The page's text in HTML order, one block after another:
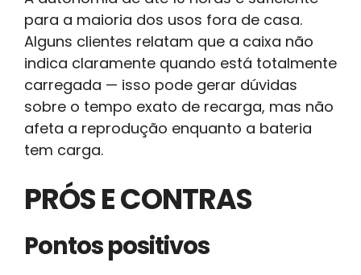
para a maioria dos usos fora de casa.
Alguns clientes relatam que a caixa não
indica claramente quando está totalmente
carregada — isso pode gerar dúvidas
sobre o tempo exato de recarga, mas não
afeta a reprodução enquanto a bateria
tem carga.
PRÓS E CONTRAS
Pontos positivos